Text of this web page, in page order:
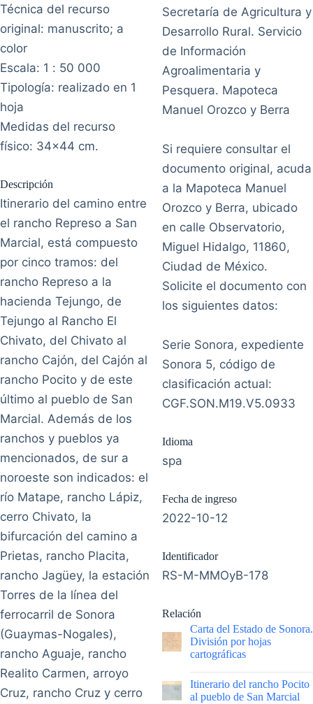
Técnica del recurso
original: manuscrito; a
color
Escala: 1 : 50 000
Tipología: realizado en 1
hoja
Medidas del recurso
físico: 34x44 cm.
Descripción
Itinerario del camino entre
el rancho Represo a San
Marcial, está compuesto
por cinco tramos: del
rancho Represo a la
hacienda Tejungo, de
Tejungo al Rancho El
Chivato, del Chivato al
rancho Cajón, del Cajón al
rancho Pocito y de este
último al pueblo de San
Marcial. Además de los
ranchos y pueblos ya
mencionados, de sur a
noroeste son indicados: el
río Matape, rancho Lápiz,
cerro Chivato, la
bifurcación del camino a
Prietas, rancho Placita,
rancho Jagüey, la estación
Torres de la línea del
ferrocarril de Sonora
(Guaymas-Nogales),
rancho Aguaje, rancho
Realito Carmen, arroyo
Cruz, rancho Cruz y cerro
Secretaría de Agricultura y
Desarrollo Rural. Servicio
de Información
Agroalimentaria y
Pesquera. Mapoteca
Manuel Orozco y Berra
Si requiere consultar el
documento original, acuda
a la Mapoteca Manuel
Orozco y Berra, ubicado
en calle Observatorio,
Miguel Hidalgo, 11860,
Ciudad de México.
Solicite el documento con
los siguientes datos:
Serie Sonora, expediente
Sonora 5, código de
clasificación actual:
CGF.SON.M19.V5.0933
Idioma
spa
Fecha de ingreso
2022-10-12
Identificador
RS-M-MMOyB-178
Relación
Carta del Estado de Sonora.
División por hojas
cartográficas
|
Itinerario del rancho Pocito
al pueblo de San Marcial